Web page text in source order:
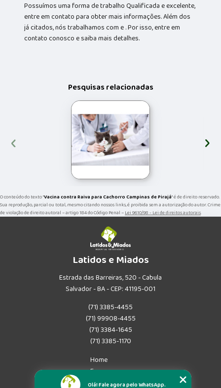
Possuímos uma forma de trabalho Qualificada e excelente,
entre em contato para obter mais informações. Além dos
já citados, nós trabalhamos com e . Por isso, entre em
contato conosco e saiba mais detalhes.
Pesquisas relacionadas
‹ ›
O conteúdo do texto "Vacina contra Raiva para Cachorro Campinas de Pirajá" é de direito reservado.
Sua reprodução, parcial ou total, mesmo citando nossos links, é proibida sem a autorização do autor. Crime
de violação de direito autoral – artigo 184 do Código Penal –Lei 9610/98 - Lei de direitos autorais.
Latidos e Miados
Estrada das Barreiras, 520 - Cabula
Salvador - BA - CEP: 41195-001
(71) 3385-4455
(71) 99908-4455
(71) 3384-1645
(71) 3385-1170
Home
Empresa
Missão
Olá! Fale agora pelo WhatsApp.